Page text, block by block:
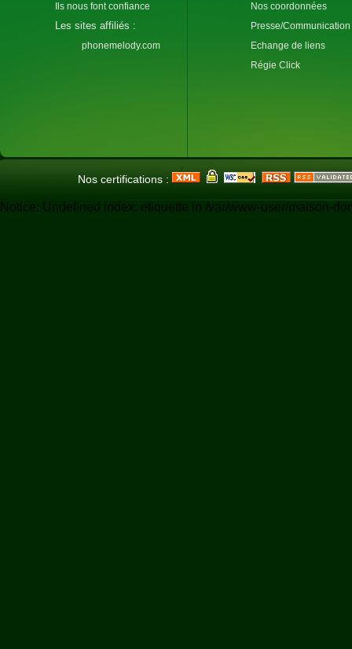
Ils nous font confiance
Les sites affiliés :
phonemelody.com
Nos coordonnées
Presse/Communication
Echange de liens
Régie Click
Nos certifications :
Notice: Undefined index: etiquette in /var/www-user/maison-